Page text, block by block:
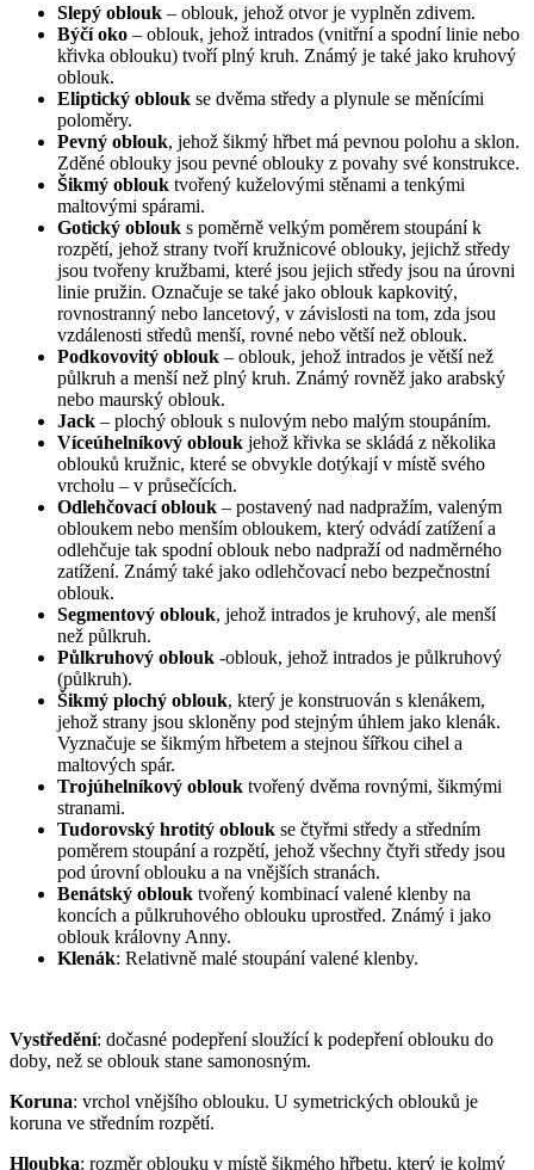
Slepý oblouk – oblouk, jehož otvor je vyplněn zdivem.
Býčí oko – oblouk, jehož intrados (vnitřní a spodní linie nebo
křivka oblouku) tvoří plný kruh. Známý je také jako kruhový
oblouk.
Eliptický oblouk se dvěma středy a plynule se měnícími
poloměry.
Pevný oblouk, jehož šikmý hřbet má pevnou polohu a sklon.
Zděné oblouky jsou pevné oblouky z povahy své konstrukce.
Šikmý oblouk tvořený kuželovými stěnami a tenkými
maltovými spárami.
Gotický oblouk s poměrně velkým poměrem stoupání k
rozpětí, jehož strany tvoří kružnicové oblouky, jejichž středy
jsou tvořeny kružbami, které jsou jejich středy jsou na úrovni
linie pružin. Označuje se také jako oblouk kapkovitý,
rovnostranný nebo lancetový, v závislosti na tom, zda jsou
vzdálenosti středů menší, rovné nebo větší než oblouk.
Podkovovitý oblouk – oblouk, jehož intrados je větší než
půlkruh a menší než plný kruh. Známý rovněž jako arabský
nebo maurský oblouk.
Jack – plochý oblouk s nulovým nebo malým stoupáním.
Víceúhelníkový oblouk jehož křivka se skládá z několika
oblouků kružnic, které se obvykle dotýkají v místě svého
vrcholu – v průsečících.
Odlehčovací oblouk – postavený nad nadpražím, valeným
obloukem nebo menším obloukem, který odvádí zatížení a
odlehčuje tak spodní oblouk nebo nadpraží od nadměrného
zatížení. Známý také jako odlehčovací nebo bezpečnostní
oblouk.
Segmentový oblouk, jehož intrados je kruhový, ale menší
než půlkruh.
Půlkruhový oblouk -oblouk, jehož intrados je půlkruhový
(půlkruh).
Šikmý plochý oblouk, který je konstruován s klenákem,
jehož strany jsou skloněny pod stejným úhlem jako klenák.
Vyznačuje se šikmým hřbetem a stejnou šířkou cihel a
maltových spár.
Trojúhelníkový oblouk tvořený dvěma rovnými, šikmými
stranami.
Tudorovský hrotitý oblouk se čtyřmi středy a středním
poměrem stoupání a rozpětí, jehož všechny čtyři středy jsou
pod úrovní oblouku a na vnějších stranách.
Benátský oblouk tvořený kombinací valené klenby na
koncích a půlkruhového oblouku uprostřed. Známý i jako
oblouk královny Anny.
Klenák: Relativně malé stoupání valené klenby.
Vystředění: dočasné podepření sloužící k podepření oblouku do
doby, než se oblouk stane samonosným.
Koruna: vrchol vnějšího oblouku. U symetrických oblouků je
koruna ve středním rozpětí.
Hloubka: rozměr oblouku v místě šikmého hřbetu, který je kolmý